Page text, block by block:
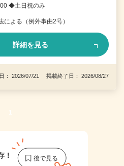
◆土日祝のみ
よる（例外事由2号）
詳細を見る
： 2026/07/21 掲載終了日： 2026/08/27
1
！